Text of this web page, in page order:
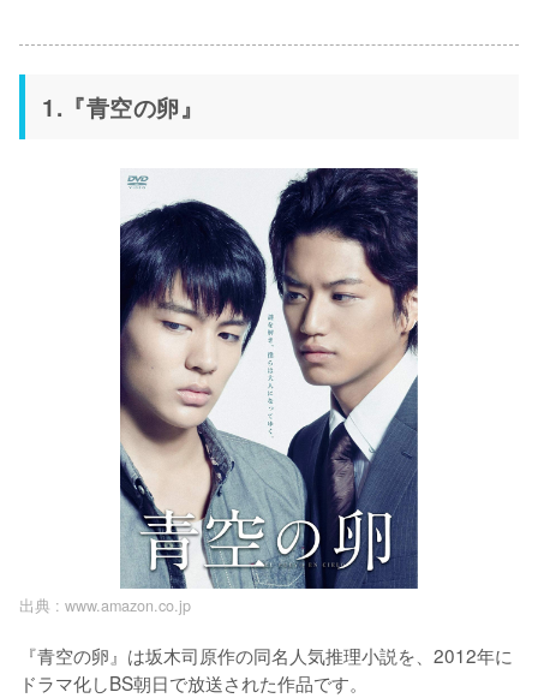
1.『青空の卵』
出典 : www.amazon.co.jp
『青空の卵』は坂木司原作の同名人気推理小説を、2012年に
ドラマ化しBS朝日で放送された作品です。